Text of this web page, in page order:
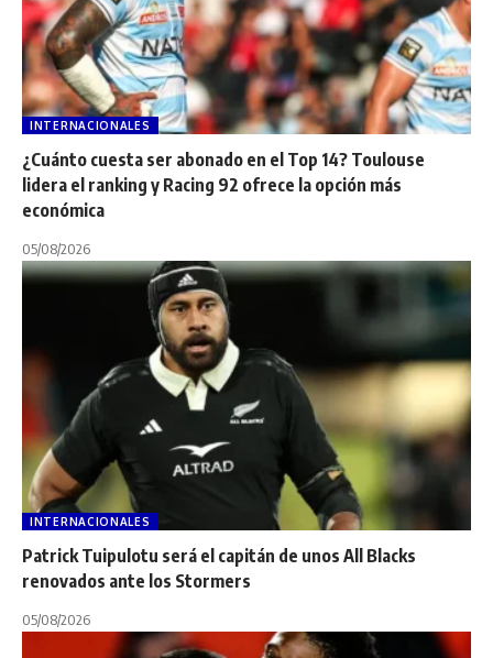
INTERNACIONALES
¿Cuánto cuesta ser abonado en el Top 14? Toulouse
lidera el ranking y Racing 92 ofrece la opción más
económica
05/08/2026
INTERNACIONALES
Patrick Tuipulotu será el capitán de unos All Blacks
renovados ante los Stormers
05/08/2026